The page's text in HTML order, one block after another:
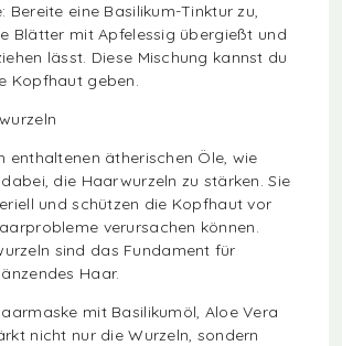
Bereite eine Basilikum-Tinktur zu,
Blätter mit Apfelessig übergießt und
lässt. Diese Mischung kannst du
Kopfhaut geben.
enthaltenen ätherischen Öle, wie
die Haarwurzeln zu stärken. Sie
und schützen die Kopfhaut vor
verursachen können.
sind das Fundament für
Haar.
mit Basilikumöl, Aloe Vera
nicht nur die Wurzeln, sondern